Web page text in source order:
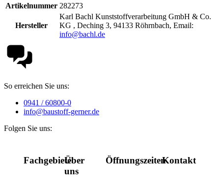
Artikelnummer 282273
Hersteller
Karl Bachl Kunststoffverarbeitung GmbH & Co.
KG , Deching 3, 94133 Röhrnbach, Email:
info@bachl.de
So erreichen Sie uns:
0941 / 60800-0
info@baustoff-gerner.de
Folgen Sie uns:
FachgebieteÜber
uns
ÖffnungszeitenKontakt